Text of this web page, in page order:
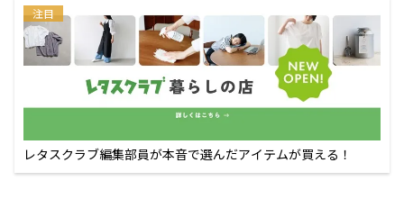
注目
レタスクラブ編集部員が本音で選んだアイテムが買える！